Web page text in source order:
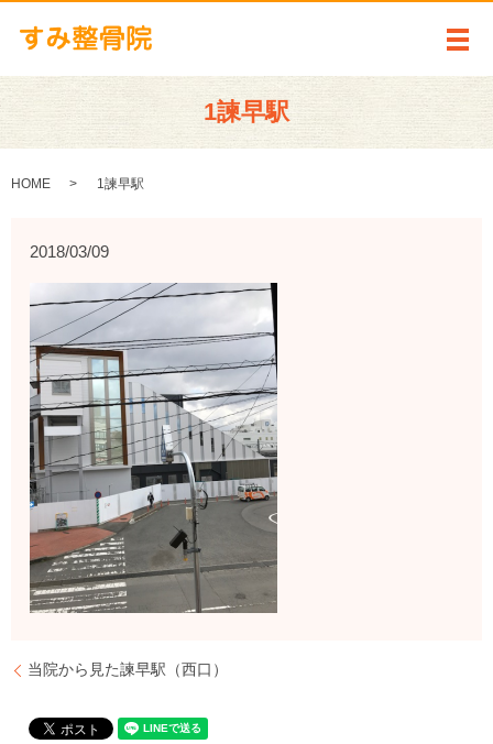
メ
1諫早駅
HOME 1諫早駅
2018/03/09
当院から見た諫早駅（西口）